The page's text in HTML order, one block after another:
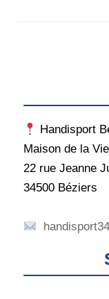
Handisport
Maison de la
22 rue Jeanne
34500 Béziers